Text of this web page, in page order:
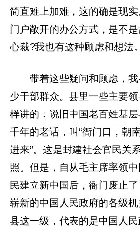
简直难上加难，这的确是现
门户敞开的办公方式，是不
心裁?我也有这种顾虑和想法。
带着这些疑问和顾虑，
少干部群众。县里一些主要
样讲的：说旧中国老百姓基
千年的老话，叫“衙门口，朝
进来”。这是封建社会官民关
照。但是，自从毛主席率领
民建立新中国后，衙门废止
崭新的中国人民政府的各级
县这一级，代表的是中国人